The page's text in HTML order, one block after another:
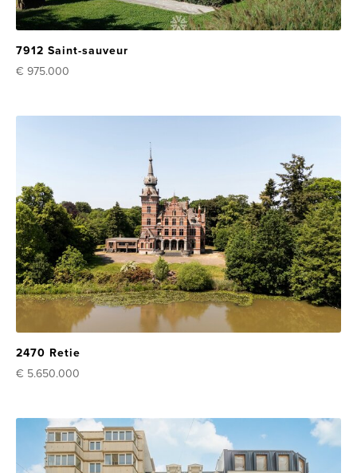
7912 Saint-sauveur
€ 975.000
2470 Retie
€ 5.650.000